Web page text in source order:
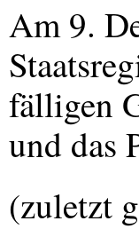
Am 9.
fälligen
und das
(zuletzt